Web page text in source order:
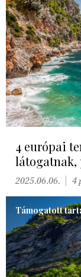
4 európai
látogatnak,
2025.06.06. 4
Támogatott